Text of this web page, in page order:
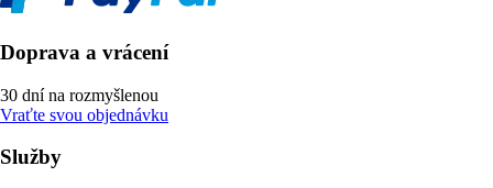
Doprava a vrácení
30 dní na rozmyšlenou
Vraťte svou objednávku
Služby